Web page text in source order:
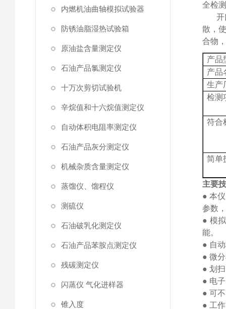
内燃机油曲轴模拟试验器
防锈油脂湿热试验箱
原油盐含量测定仪
石油产品氯测定仪
十万次剪切试验机
辛烷值和十六烷值测定仪
自动体积电阻率测定仪
石油产品灰分测定仪
机械杂质含量测定仪
蒸馏仪、馏程仪
测硫仪
石油破乳化测定仪
石油产品苯胺点测定仪
残碳测定仪
闪蒸仪 气化进样器
锥入度
全检
散，
合物
产品
产品
生产
检测
符合
简单
主要
● 本
参数
● 模
能。
● 自
● 微
● 划
● 电
● 可
● 工